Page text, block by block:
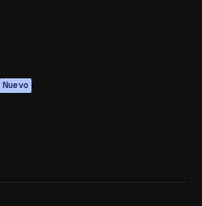
Nuevo